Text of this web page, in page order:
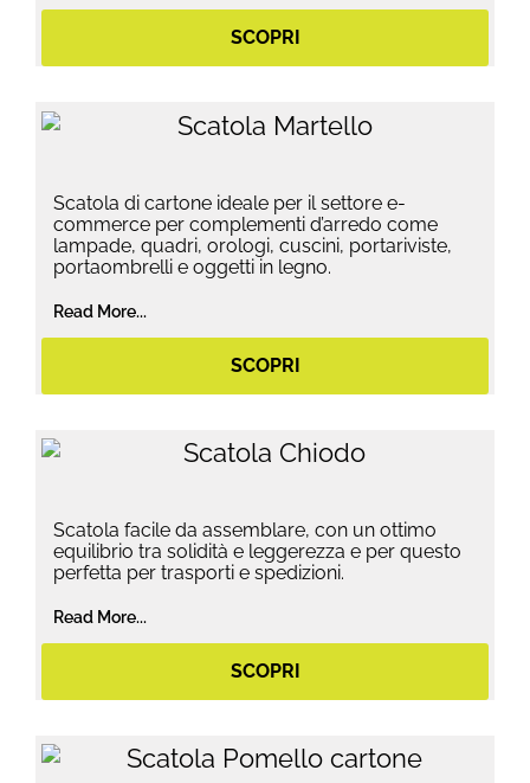
SCOPRI
Scatola di cartone ideale per il settore e-
commerce per complementi d’arredo come
lampade, quadri, orologi, cuscini, portariviste,
portaombrelli e oggetti in legno.
Read More...
SCOPRI
Scatola facile da assemblare, con un ottimo
equilibrio tra solidità e leggerezza e per questo
perfetta per trasporti e spedizioni.
Read More...
SCOPRI